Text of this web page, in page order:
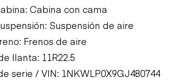
Cabina con cama
Suspensión de aire
Frenos de aire
llanta: 11R22.5
serie / VIN: 1NKWLP0X9GJ480744